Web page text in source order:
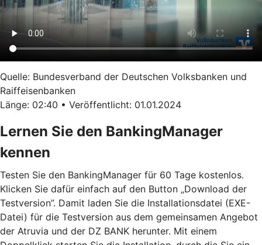
Quelle: Bundesverband der Deutschen Volksbanken und
Raiffeisenbanken
Länge: 02:40 • Veröffentlicht: 01.01.2024
Lernen Sie den BankingManager
kennen
Testen Sie den BankingManager für 60 Tage kostenlos.
Klicken Sie dafür einfach auf den Button „Download der
Testversion”. Damit laden Sie die Installationsdatei (EXE-
Datei) für die Testversion aus dem gemeinsamen Angebot
der Atruvia und der DZ BANK herunter. Mit einem